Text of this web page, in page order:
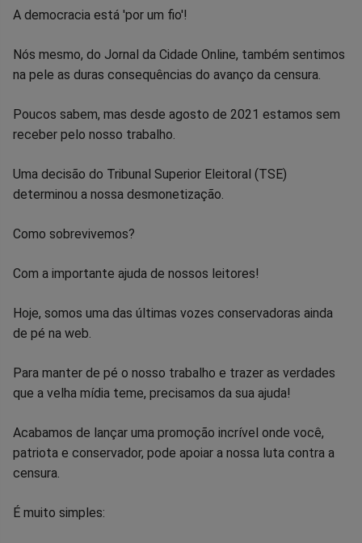
A democracia está 'por um fio'!
Nós mesmo, do Jornal da Cidade Online, também sentimos
na pele as duras consequências do avanço da censura.
Poucos sabem, mas desde agosto de 2021 estamos sem
receber pelo nosso trabalho.
Uma decisão do Tribunal Superior Eleitoral (TSE)
determinou a nossa desmonetização.
Como sobrevivemos?
Com a importante ajuda de nossos leitores!
Hoje, somos uma das últimas vozes conservadoras ainda
de pé na web.
Para manter de pé o nosso trabalho e trazer as verdades
que a velha mídia teme, precisamos da sua ajuda!
Acabamos de lançar uma promoção incrível onde você,
patriota e conservador, pode apoiar a nossa luta contra a
censura.
É muito simples: